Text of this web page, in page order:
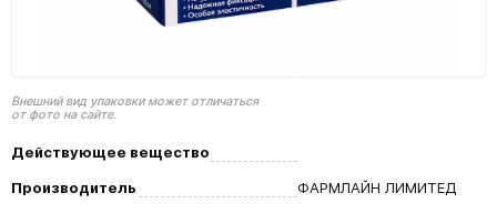
Внешний вид упаковки может отличаться
от фото на сайте.
Действующее вещество
Производитель
ФАРМЛАЙН ЛИМИТЕД